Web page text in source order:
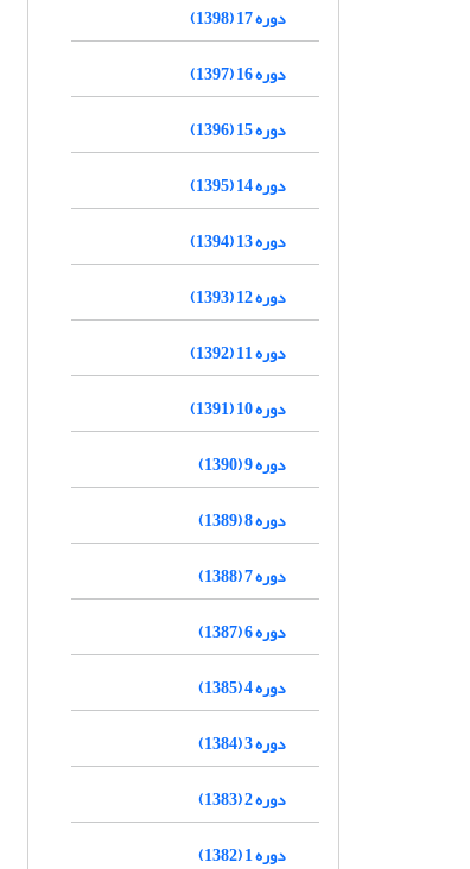
دوره 17 (1398)
دوره 16 (1397)
دوره 15 (1396)
دوره 14 (1395)
دوره 13 (1394)
دوره 12 (1393)
دوره 11 (1392)
دوره 10 (1391)
دوره 9 (1390)
دوره 8 (1389)
دوره 7 (1388)
دوره 6 (1387)
دوره 4 (1385)
دوره 3 (1384)
دوره 2 (1383)
دوره 1 (1382)